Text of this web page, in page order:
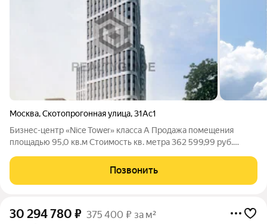
Москва,Скотопрогонная улица,31Ас1
Бизнес-центр «Nice Tower» класса A Продажа помещения
площадью 95,0 кв.м Cтоимость кв. метра 362 599,99 руб.
расположен по адресу: Скотопрогонная улица, 31А, Москва
Позвонить
30 294 780 ₽ 375 400 ₽ за м²